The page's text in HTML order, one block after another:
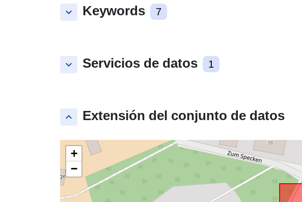
keyboard_arrow_down Keywords 7
keyboard_arrow_down Servicios de datos 1
keyboard_arrow_up Extensión del conjunto de datos
+
−